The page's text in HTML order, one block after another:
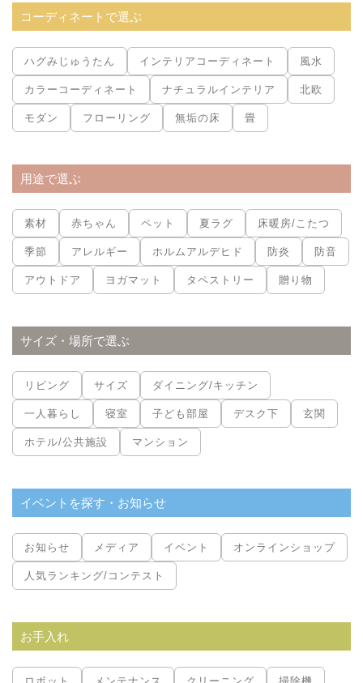
コーディネートで選ぶ
ハグみじゅうたん インテリアコーディネート 風水
カラーコーディネート ナチュラルインテリア 北欧
モダン フローリング 無垢の床 畳
用途で選ぶ
素材 赤ちゃん ペット 夏ラグ 床暖房/こたつ
季節 アレルギー ホルムアルデヒド 防炎 防音
アウトドア ヨガマット タペストリー 贈り物
サイズ・場所で選ぶ
リビング サイズ ダイニング/キッチン
一人暮らし 寝室 子ども部屋 デスク下 玄関
ホテル/公共施設 マンション
イベントを探す・お知らせ
お知らせ メディア イベント オンラインショップ
人気ランキング/コンテスト
お手入れ